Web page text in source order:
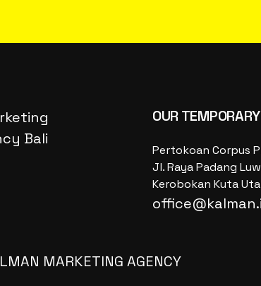
OUR
Pertokoan Corpus
Jl. Raya Padang
Kerobokan Kuta
MARKETING AGENCY